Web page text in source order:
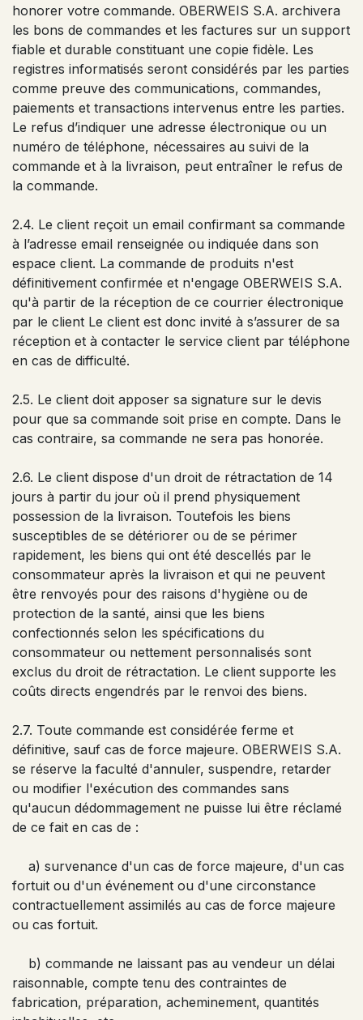
honorer votre commande. OBERWEIS S.A. archivera
les bons de commandes et les factures sur un support
fiable et durable constituant une copie fidèle. Les
registres informatisés seront considérés par les parties
comme preuve des communications, commandes,
paiements et transactions intervenus entre les parties.
Le refus d’indiquer une adresse électronique ou un
numéro de téléphone, nécessaires au suivi de la
commande et à la livraison, peut entraîner le refus de
la commande.
2.4. Le client reçoit un email confirmant sa commande
à l’adresse email renseignée ou indiquée dans son
espace client. La commande de produits n'est
définitivement confirmée et n'engage OBERWEIS S.A.
qu'à partir de la réception de ce courrier électronique
par le client Le client est donc invité à s’assurer de sa
réception et à contacter le service client par téléphone
en cas de difficulté.
2.5. Le client doit apposer sa signature sur le devis
pour que sa commande soit prise en compte. Dans le
cas contraire, sa commande ne sera pas honorée.
2.6. Le client dispose d'un droit de rétractation de 14
jours à partir du jour où il prend physiquement
possession de la livraison. Toutefois les biens
susceptibles de se détériorer ou de se périmer
rapidement, les biens qui ont été descellés par le
consommateur après la livraison et qui ne peuvent
être renvoyés pour des raisons d'hygiène ou de
protection de la santé, ainsi que les biens
confectionnés selon les spécifications du
consommateur ou nettement personnalisés sont
exclus du droit de rétractation. Le client supporte les
coûts directs engendrés par le renvoi des biens.
2.7. Toute commande est considérée ferme et
définitive, sauf cas de force majeure. OBERWEIS S.A.
se réserve la faculté d'annuler, suspendre, retarder
ou modifier l'exécution des commandes sans
qu'aucun dédommagement ne puisse lui être réclamé
de ce fait en cas de :
a) survenance d'un cas de force majeure, d'un cas
fortuit ou d'un événement ou d'une circonstance
contractuellement assimilés au cas de force majeure
ou cas fortuit.
b) commande ne laissant pas au vendeur un délai
raisonnable, compte tenu des contraintes de
fabrication, préparation, acheminement, quantités